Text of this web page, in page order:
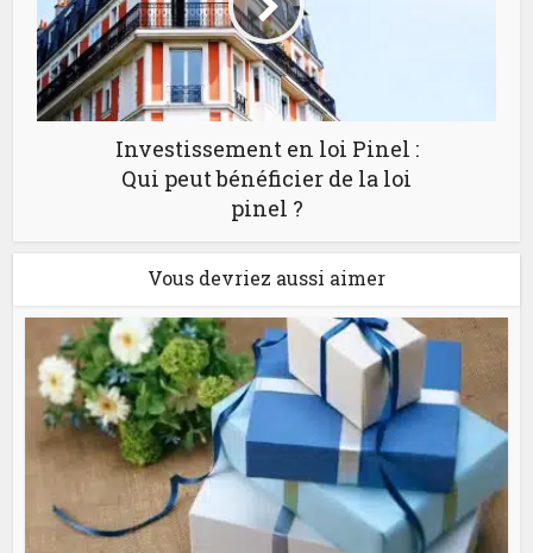
Investissement en loi Pinel :
Qui peut bénéficier de la loi
pinel ?
Vous devriez aussi aimer